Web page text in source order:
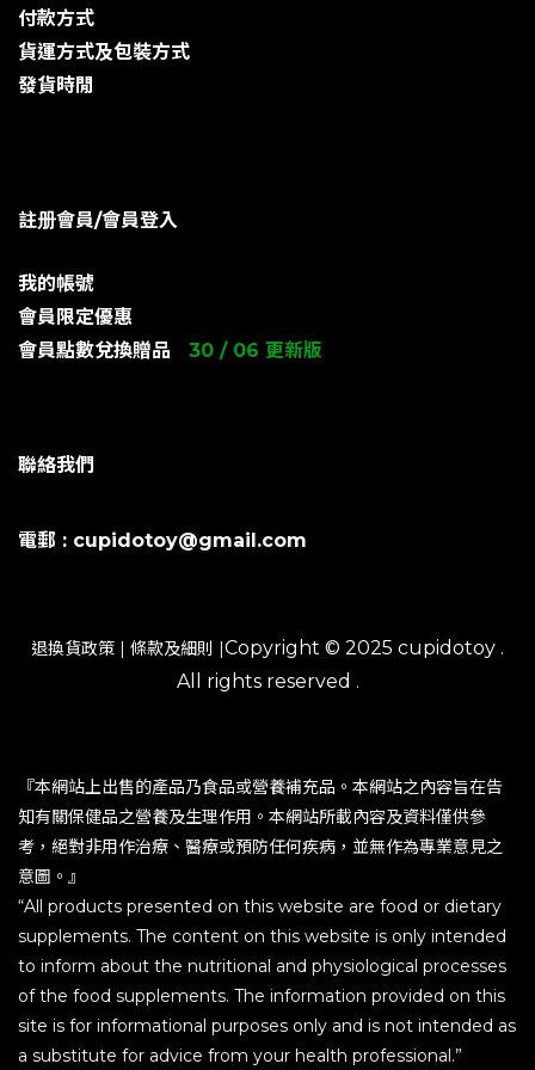
付款方式
貨運方式及包裝方式
發貨時閒
註册會員/會員登入
我的帳號
會員限定優惠
會員點數兌換贈品
30 / 06 更新版
聯絡我們
電郵 : cupidotoy@gmail.com
退換貨政策 | 條款及細則 |Copyright © 2025 cupidotoy .
All rights reserved .
『本網站上出售的產品乃食品或營養補充品。本網站之內容旨在告
知有關保健品之營養及生理作用。本網站所載內容及資料僅供參
考，絕對非用作治療、醫療或預防任何疾病，並無作為專業意見之
意圖。』
“All products presented on this website are food or dietary
supplements. The content on this website is only intended
to inform about the nutritional and physiological processes
of the food supplements. The information provided on this
site is for informational purposes only and is not intended as
a substitute for advice from your health professional.”